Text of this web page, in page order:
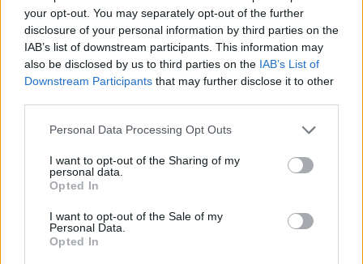
your opt-out. You may separately opt-out of the further
disclosure of your personal information by third parties on the
IAB’s list of downstream participants. This information may
also be disclosed by us to third parties on the IAB’s List of
Downstream Participants that may further disclose it to other
Personal Data Processing Opt Outs
I want to opt-out of the Sharing of my
personal data.
Opted In
I want to opt-out of the Sale of my
Personal Data.
Opted In
ΥΓΕΙΑ 05 Αυγούστου 2026 20:01
Πώς στυτική λειτουργία και σπέρμα «πλήττονται»
από τη ζέστη – Μέτρα προστασίας στις διακοπές
ΕΙΔΗΣΕΙΣ 05 Αυγούστου 2026
Γλυφάδα: Επιχείρηση διάσωσης 45χρονου που
παρασύρθηκε στα ανοιχτά